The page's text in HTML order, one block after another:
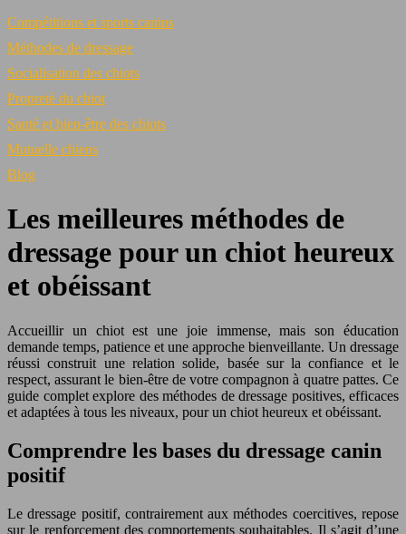
Compétitions et sports canins
Méthodes de dressage
Socialisation des chiots
Propreté du chiot
Santé et bien-être des chiots
Mutuelle chiens
Blog
Les meilleures méthodes de
dressage pour un chiot heureux
et obéissant
Accueillir un chiot est une joie immense, mais son éducation
demande temps, patience et une approche bienveillante. Un dressage
réussi construit une relation solide, basée sur la confiance et le
respect, assurant le bien-être de votre compagnon à quatre pattes. Ce
guide complet explore des méthodes de dressage positives, efficaces
et adaptées à tous les niveaux, pour un chiot heureux et obéissant.
Comprendre les bases du dressage canin
positif
Le dressage positif, contrairement aux méthodes coercitives, repose
sur le renforcement des comportements souhaitables. Il s’agit d’une